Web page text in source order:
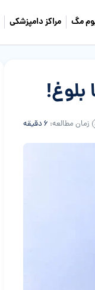
مگ مراکز دامپزشکی
زمان مطالعه: ۶ دقیقه